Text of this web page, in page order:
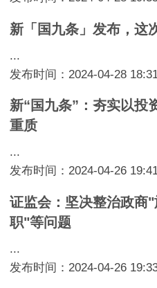
新「国九条」发布，这
...
发布时间：2024-04-28
新“国九条”：夯实以投
重质
...
发布时间：2024-04-26
证监会：坚决整治政商
职"等问题
...
发布时间：2024-04-26